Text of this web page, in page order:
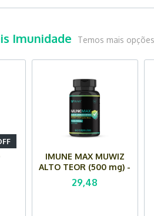
Imunidade Temos mais opções
IMUNE MAX MUWIZ
ALTO TEOR (500 mg) -
60 Cápsulas
29,48